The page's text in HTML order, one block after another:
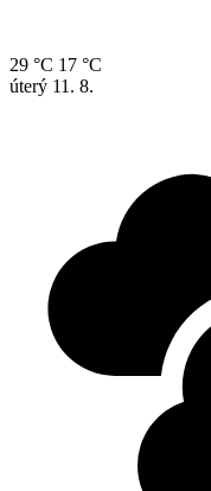
29 °C 17 °C
úterý 11. 8.